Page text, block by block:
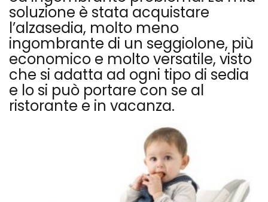
soluzione è stata acquistare
l’alzasedia, molto meno
ingombrante di un seggiolone, più
economico e molto versatile, visto
che si adatta ad ogni tipo di sedia
e lo si può portare con se al
ristorante e in vacanza.